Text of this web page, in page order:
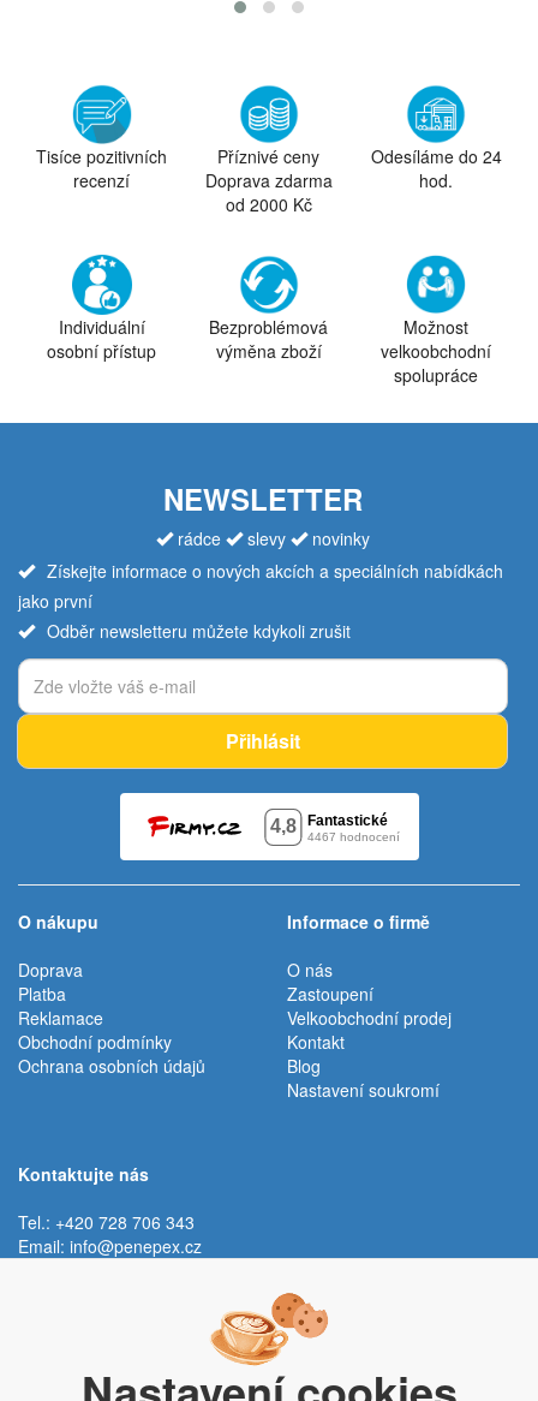
Tisíce pozitivních
recenzí
Příznivé ceny
Doprava zdarma
od 2000 Kč
Odesíláme do 24
hod.
Individuální
osobní přístup
Bezproblémová
výměna zboží
Možnost
velkoobchodní
spolupráce
NEWSLETTER
rádce slevy
novinky
Získejte informace o nových akcích a speciálních nabídkách
jako první
Odběr newsletteru můžete kdykoli zrušit
Přihlásit
O nákupu
Doprava
Platba
Reklamace
Obchodní podmínky
Ochrana osobních údajů
Informace o firmě
O nás
Zastoupení
Velkoobchodní prodej
Kontakt
Blog
Nastavení soukromí
Kontaktujte nás
Tel.: +420 728 706 343
Email: info@penepex.cz
Trávník 2076, 686 03 Staré Město